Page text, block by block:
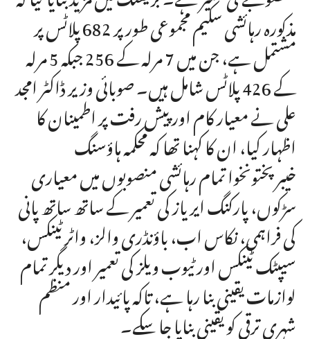
مذکورہ رہائشی سکیم مجموعی طور پر 682 پلاٹس پر
مشتمل ہے، جن میں 7 مرلہ کے 256 جبکہ 5 مرلہ
کے 426 پلاٹس شامل ہیں۔ صوبائی وزیر ڈاکٹر امجد
علی نے معیار کام اور پیش رفت پر اطمینان کا
اظہار کیا، ان کا کہنا تھا کہ محکمہ ہاؤسنگ
خیبرپختونخوا تمام رہائشی منصوبوں میں معیاری
سڑکوں، پارکنگ ایریاز کی تعمیر کے ساتھ ساتھ پانی
کی فراہمی، نکاس اب، باؤنڈری والز، واٹر ٹینکس،
سیپٹک ٹینکس اور ٹیوب ویلز کی تعمیر اور دیگر تمام
لوازمات یقینی بنا رہا ہے، تاکہ پائیدار اور منظم
شہری ترقی کو یقینی بنایا جا سکے۔